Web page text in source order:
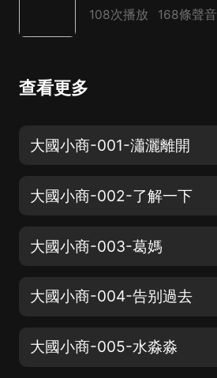
108次播放 168條聲音
查看更多
大國小商-001-瀟灑離開
大國小商-002-了解一下
大國小商-003-葛媽
大國小商-004-告别過去
大國小商-005-水淼淼